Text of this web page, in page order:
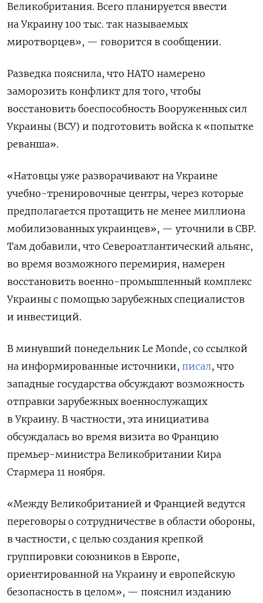
Великобритания. Всего планируется ввести
на Украину 100 тыс. так называемых
миротворцев», — говорится в сообщении.
Разведка пояснила, что НАТО намерено
заморозить конфликт для того, чтобы
восстановить боеспособность Вооруженных сил
Украины (ВСУ) и подготовить войска к «попытке
реванша».
«Натовцы уже разворачивают на Украине
учебно-тренировочные центры, через которые
предполагается протащить не менее миллиона
мобилизованных украинцев», — уточнили в СВР.
Там добавили, что Североатлантический альянс,
во время возможного перемирия, намерен
восстановить военно-промышленный комплекс
Украины с помощью зарубежных специалистов
и инвестиций.
В минувший понедельник Le Monde, со ссылкой
на информированные источники, писал, что
западные государства обсуждают возможность
отправки зарубежных военнослужащих
в Украину. В частности, эта инициатива
обсуждалась во время визита во Францию
премьер-министра Великобритании Кира
Стармера 11 ноября.
«Между Великобританией и Францией ведутся
переговоры о сотрудничестве в области обороны,
в частности, с целью создания крепкой
группировки союзников в Европе,
ориентированной на Украину и европейскую
безопасность в целом», — пояснил изданию